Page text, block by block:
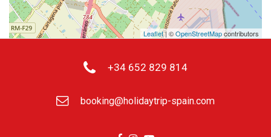
Leaflet| ©OpenStreetMapcontributors
+34 652 829 814
booking@holidaytrip-spain.com